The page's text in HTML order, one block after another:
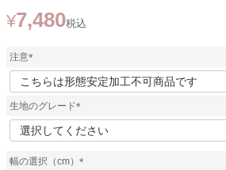
¥7,480税込
注意
(
必
須
生地のグレード
(
必
幅の選択（cm）